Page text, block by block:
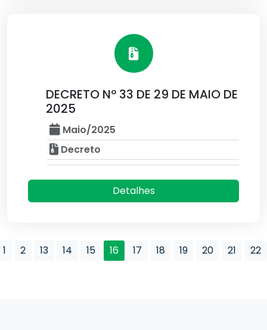
DECRETO Nº 33 DE 29 DE MAIO DE
2025
Maio/2025
Decreto
Detalhes
1 2 13 14 15 16 17 18 19 20 21 22